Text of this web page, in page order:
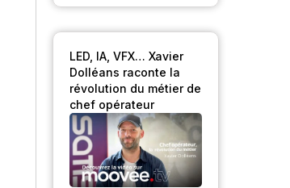
LED, IA, VFX… Xavier
Dolléans raconte la
révolution du métier de
chef opérateur